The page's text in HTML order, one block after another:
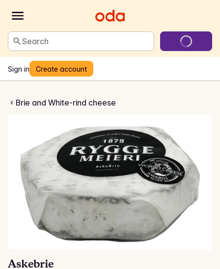
Search
Sign in Create account
Brie and White-rind cheese
Askebrie